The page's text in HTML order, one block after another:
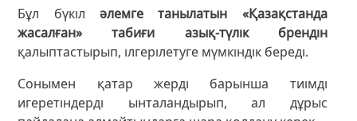
Бұл бүкіл әлемге танылатын «Қазақстанда
жасалған» табиғи азық-түлік брендін
қалыптастырып, ілгерілетуге мүмкіндік береді.
Сонымен қатар жерді барынша тиімді
игеретіндерді ынталандырып, ал дұрыс